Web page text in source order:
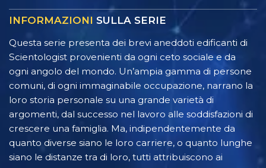
INFORMAZIONI SULLA SERIE
Questa serie presenta dei brevi aneddoti edificanti di
Scientologist provenienti da ogni ceto sociale e da
ogni angolo del mondo. Un’ampia gamma di persone
comuni, di ogni immaginabile occupazione, narrano la
loro storia personale su una grande varietà di
argomenti, dal successo nel lavoro alle soddisfazioni di
crescere una famiglia. Ma, indipendentemente da
quanto diverse siano le loro carriere, o quanto lunghe
siano le distanze tra di loro, tutti attribuiscono ai